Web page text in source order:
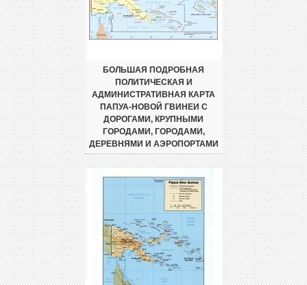
БОЛЬШАЯ ПОДРОБНАЯ
ПОЛИТИЧЕСКАЯ И
АДМИНИСТРАТИВНАЯ КАРТА
ПАПУА-НОВОЙ ГВИНЕИ С
ДОРОГАМИ, КРУПНЫМИ
ГОРОДАМИ, ГОРОДАМИ,
ДЕРЕВНЯМИ И АЭРОПОРТАМИ